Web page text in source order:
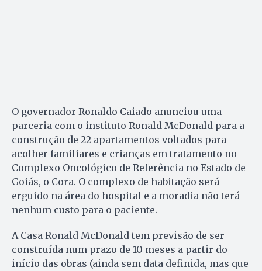
O governador Ronaldo Caiado anunciou uma
parceria com o instituto Ronald McDonald para a
construção de 22 apartamentos voltados para
acolher familiares e crianças em tratamento no
Complexo Oncológico de Referência no Estado de
Goiás, o Cora. O complexo de habitação será
erguido na área do hospital e a moradia não terá
nenhum custo para o paciente.
A Casa Ronald McDonald tem previsão de ser
construída num prazo de 10 meses a partir do
início das obras (ainda sem data definida, mas que